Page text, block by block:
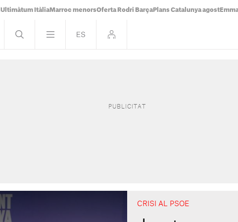
Ultimàtum Itàlia Marroc menorsOferta Rodri Barça Plans Catalunya agost
CRISI AL PSOE